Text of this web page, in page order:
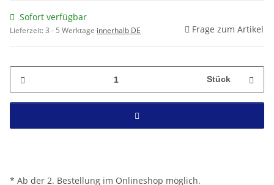
Sofort verfügbar
Lieferzeit:3 - 5 Werktage innerhalb DE Frage zum Artikel
Stück
* Ab der 2. Bestellung im Onlineshop möglich.